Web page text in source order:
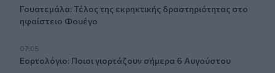
Γουατεμάλα: Τέλος της εκρηκτικής δραστηριότητας στο
ηφαίστειο Φουέγο
07:05
Εορτολόγιο: Ποιοι γιορτάζουν σήμερα 6 Αυγούστου